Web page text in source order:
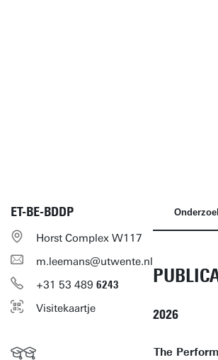
ET-BE-BDDP
Horst Complex W117
m.leemans@utwente.nl
+31 53 489 6243
Visitekaartje
2026
The